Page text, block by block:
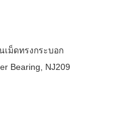
เม็ดทรงกระบอก
Bearing NJ209